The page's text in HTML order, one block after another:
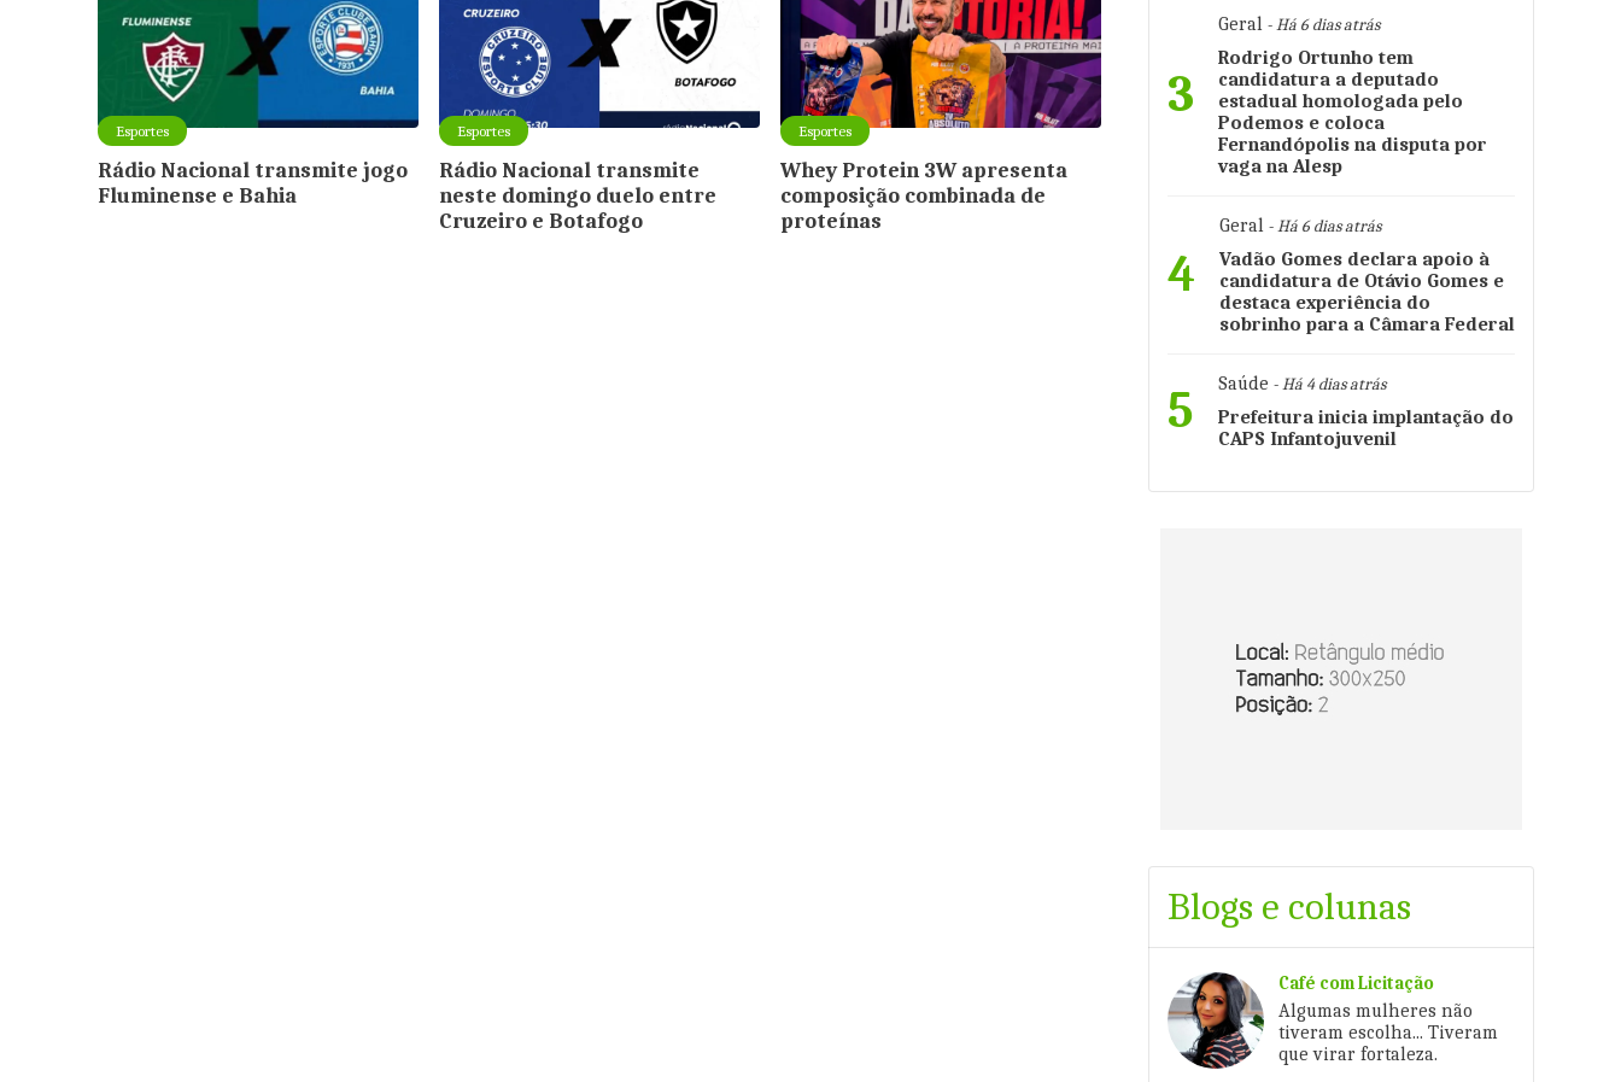
Esportes
Rádio Nacional transmite jogo
Fluminense e Bahia
Esportes
Rádio Nacional transmite
neste domingo duelo entre
Cruzeiro e Botafogo
Esportes
Whey Protein 3W apresenta
composição combinada de
proteínas
3
Geral - Há 6 dias atrás
Rodrigo Ortunho tem
candidatura a deputado
estadual homologada pelo
Podemos e coloca
Fernandópolis na disputa por
vaga na Alesp
4
Geral - Há 6 dias atrás
Vadão Gomes declara apoio à
candidatura de Otávio Gomes e
destaca experiência do
sobrinho para a Câmara Federal
5 Saúde - Há 4 dias atrás
Prefeitura inicia implantação do
CAPS Infantojuvenil
Blogs e colunas
Café com Licitação
Algumas mulheres não
tiveram escolha... Tiveram
que virar fortaleza.